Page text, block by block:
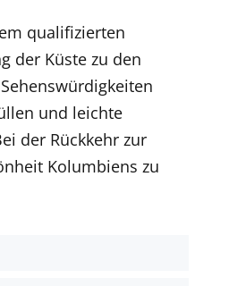
qualifizierten
der Küste zu den
und leichte
der Rückkehr zur
Kolumbiens zu